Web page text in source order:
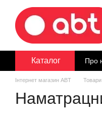
Перейти до основного
Каталог Про
Інтернет магазин ABT Товари